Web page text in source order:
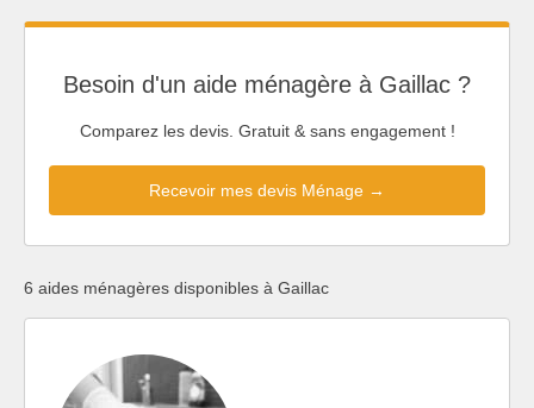
Besoin d'un aide ménagère à Gaillac ?
Comparez les devis. Gratuit & sans engagement !
Recevoir mes devis Ménage →
6 aides ménagères disponibles à Gaillac